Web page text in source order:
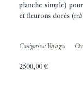
planche simple)
et fleurons dorés (r
Catégories: Voyages
2500,00€